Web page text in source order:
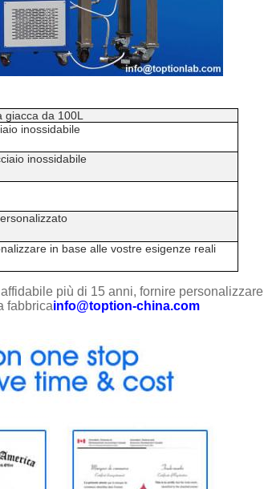
giacca da 100L
inossidabile
inossidabile
in base alle vostre esigenze reali
più di 15 anni, fornire personalizzare
fabbricainfo@toption-china.com